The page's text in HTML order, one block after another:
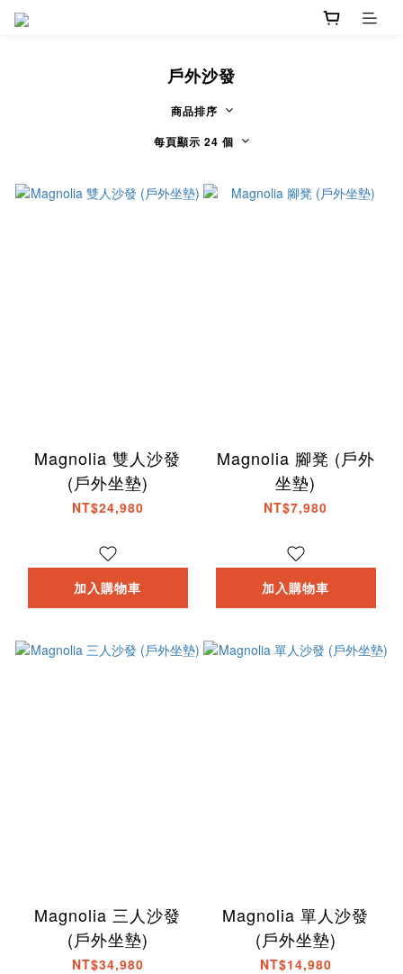
戶外沙發
商品排序
每頁顯示 24 個
Magnolia 雙人沙發
(戶外坐墊)
NT$24,980
加入購物車
Magnolia 腳凳 (戶外
坐墊)
NT$7,980
加入購物車
Magnolia 三人沙發
(戶外坐墊)
NT$34,980
Magnolia 單人沙發
(戶外坐墊)
NT$14,980